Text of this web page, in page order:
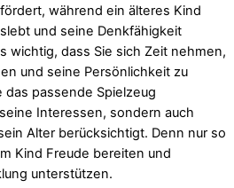
während ein älteres Kind
und seine Denkfähigkeit
wichtig, dass Sie sich Zeit nehmen,
und seine Persönlichkeit zu
passende Spielzeug
Interessen, sondern auch
Alter berücksichtigt. Denn nur so
Kind Freude bereiten und
unterstützen.